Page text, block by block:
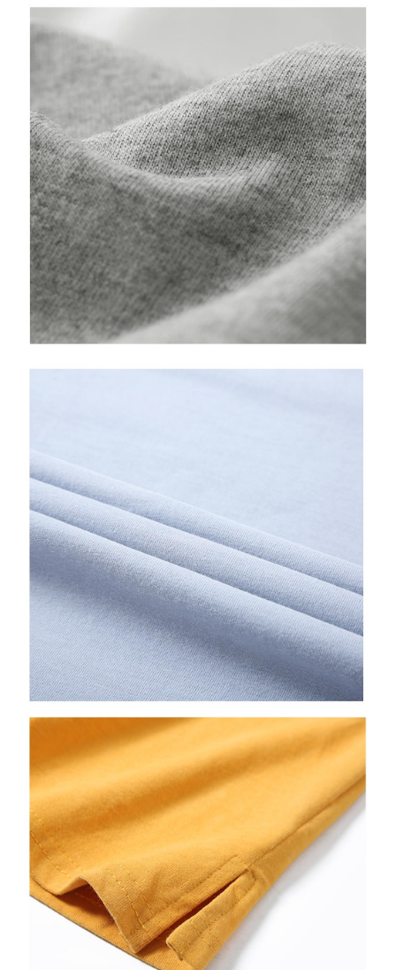
pautan berikut: https://oppay.tw/userRule